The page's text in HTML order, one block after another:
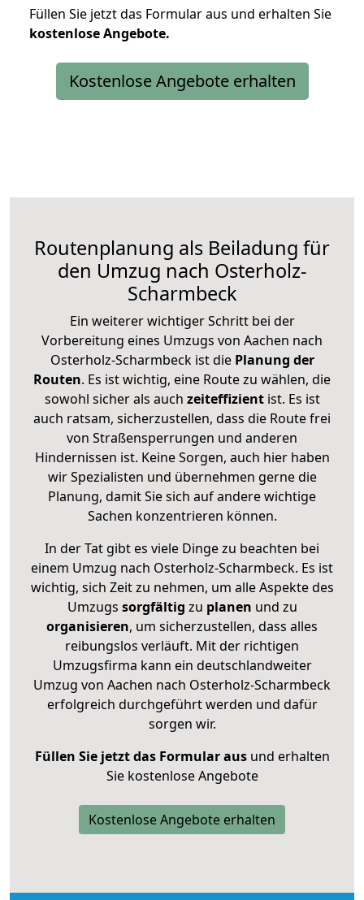
Füllen Sie jetzt das Formular aus und erhalten Sie
kostenloseAngebote.
Kostenlose Angebote erhalten
Routenplanung als Beiladung für
den Umzug nach Osterholz-
Scharmbeck
Ein weiterer wichtiger Schritt bei der
Vorbereitung eines Umzugs von Aachen nach
Osterholz-Scharmbeck ist diePlanung der
Routen. Es ist wichtig, eine Route zu wählen, die
sowohl sicher als auch zeiteffizientist. Es ist
auch ratsam, sicherzustellen, dass die Route frei
von Straßensperrungen und anderen
Hindernissen ist. Keine Sorgen, auch hier haben
wir Spezialisten und übernehmen gerne die
Planung, damit Sie sich auf andere wichtige
Sachen konzentrieren können.
In der Tat gibt es viele Dinge zu beachten bei
einem Umzug nach Osterholz-Scharmbeck. Es ist
wichtig, sich Zeit zu nehmen, um alle Aspekte des
Umzugs sorgfältig zu planen und zu
organisieren, um sicherzustellen, dass alles
reibungslos verläuft. Mit der richtigen
Umzugsfirma kann ein deutschlandweiter
Umzug von Aachen nach Osterholz-Scharmbeck
erfolgreich durchgeführt werden und dafür
sorgen wir.
Füllen Sie jetzt das Formular ausund erhalten
Sie kostenlose Angebote
Kostenlose Angebote erhalten